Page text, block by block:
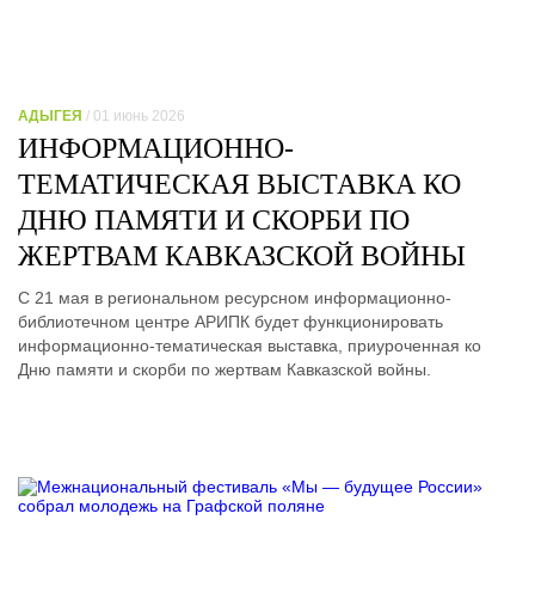
АДЫГЕЯ / 01 июнь 2026
ИНФОРМАЦИОННО-
ТЕМАТИЧЕСКАЯ ВЫСТАВКА КО
ДНЮ ПАМЯТИ И СКОРБИ ПО
ЖЕРТВАМ КАВКАЗСКОЙ ВОЙНЫ
С 21 мая в региональном ресурсном информационно-
библиотечном центре АРИПК будет функционировать
информационно-тематическая выставка, приуроченная ко
Дню памяти и скорби по жертвам Кавказской войны.